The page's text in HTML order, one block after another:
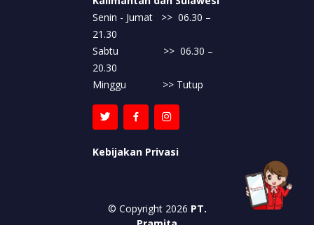
vitamin D secara berkala dan konsultasikan
pada tenaga medis jika merasakan gejala yang
mencurigakan.
Senin - Jumat >> 06.30 –
21.30
Sabtu >> 06.30 –
20.30
Minggu >> Tutup
Kebijakan Privasi
© Copyright 2026 PT.